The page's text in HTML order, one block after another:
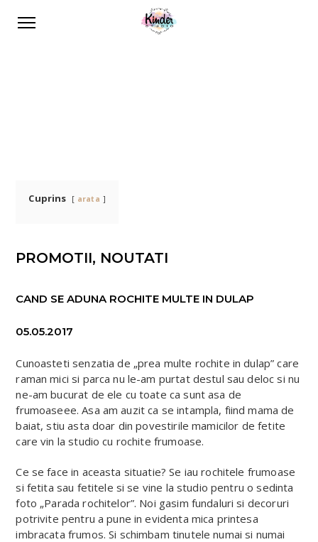
Cuprins arata
PROMOTII, NOUTATI
CAND SE ADUNA ROCHITE MULTE IN DULAP
05.05.2017
Cunoasteti senzatia de „prea multe rochite in dulap” care
raman mici si parca nu le-am purtat destul sau deloc si nu
ne-am bucurat de ele cu toate ca sunt asa de
frumoaseee. Asa am auzit ca se intampla, fiind mama de
baiat, stiu asta doar din povestirile mamicilor de fetite
care vin la studio cu rochite frumoase.
Ce se face in aceasta situatie? Se iau rochitele frumoase
si fetita sau fetitele si se vine la studio pentru o sedinta
foto „Parada rochitelor”. Noi gasim fundaluri si decoruri
potrivite pentru a pune in evidenta mica printesa
imbracata frumos. Si schimbam tinutele numai si numai